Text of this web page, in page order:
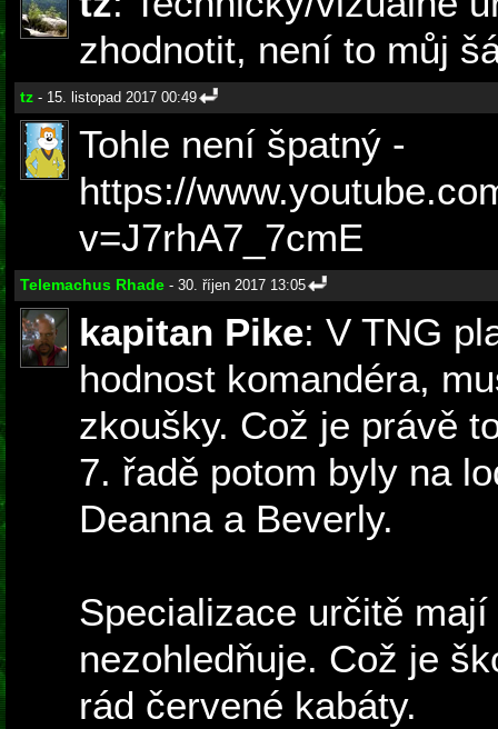
zhodnotit, není to můj
tz - 15. listopad 2017 00:49
Tohle není špatný -
https://
v=J7rhA7_7cmE
Telemachus Rhade - 30. říjen 2017 13:05
kapitan Pike: V TNG
hodnost komandéra,
zkoušky. Což je právě
7. řadě potom byly na
Deanna a Beverly.
Specializace určitě
nezohledňuje. Což je
rád červené kabáty.